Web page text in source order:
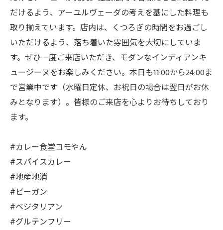
だけるよう、アーユルヴェーダの考えを基にした料理も
取り揃えています。店内は、くつろぎの時間をお過ごし
いただけるよう、落ち着いた雰囲気を大切にしていま
す。ぜひ一度ご来店いただき、モダンなインディアンキ
ュージーヌをお楽しみください。本日も11:00から24:00ま
で営業中です（水曜日定休、お祝日の場合は翌日がお休
みとなります）。皆様のご来店を心よりお待ちしており
ます。
#カレー食堂コモやん
#スパイスカレー
#地産地消
#ビーガン
#ベジタリアン
#グルテンフリー